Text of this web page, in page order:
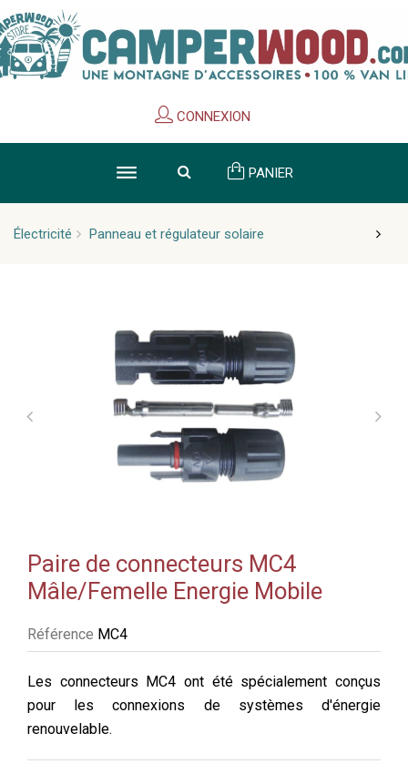
CONNEXION
PANIER
Électricité Panneau et régulateur solaire
Paire de connecteurs MC4
Mâle/Femelle Energie Mobile
Référence MC4
Les connecteurs MC4 ont été spécialement conçus
pour les connexions de systèmes d'énergie
renouvelable.
Cookies management panel